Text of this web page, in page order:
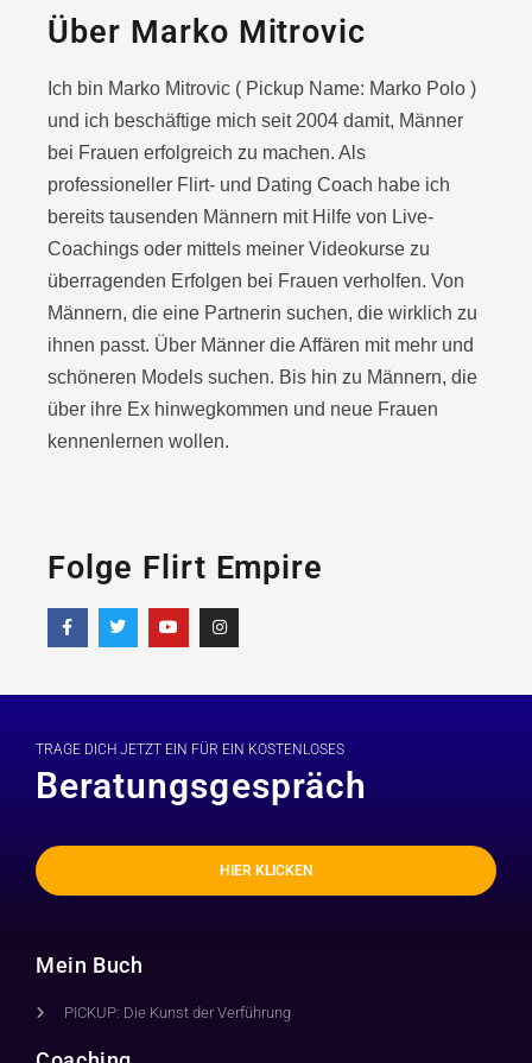
Über Marko Mitrovic
Ich bin Marko Mitrovic ( Pickup Name: Marko Polo )
und ich beschäftige mich seit 2004 damit, Männer
bei Frauen erfolgreich zu machen. Als
professioneller Flirt- und Dating Coach habe ich
bereits tausenden Männern mit Hilfe von Live-
Coachings oder mittels meiner Videokurse zu
überragenden Erfolgen bei Frauen verholfen. Von
Männern, die eine Partnerin suchen, die wirklich zu
ihnen passt. Über Männer die Affären mit mehr und
schöneren Models suchen. Bis hin zu Männern, die
über ihre Ex hinwegkommen und neue Frauen
kennenlernen wollen.
Folge Flirt Empire
TRAGE DICH JETZT EIN FÜR EIN KOSTENLOSES
Beratungsgespräch
HIER KLICKEN
Mein Buch
PICKUP: Die Kunst der Verführung